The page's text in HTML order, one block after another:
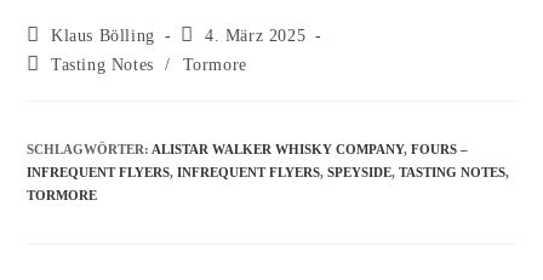
Klaus Bölling
4. März 2025
Tasting Notes
/ Tormore
SCHLAGWÖRTER: ALISTAR WALKER WHISKY COMPANY, FOURS –
INFREQUENT FLYERS, INFREQUENT FLYERS, SPEYSIDE, TASTING NOTES,
TORMORE